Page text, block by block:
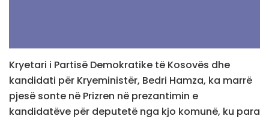
Kryetari i Partisë Demokratike të Kosovës dhe
kandidati për Kryeministër, Bedri Hamza, ka marrë
pjesë sonte në Prizren në prezantimin e
kandidatëve për deputetë nga kjo komunë, ku para